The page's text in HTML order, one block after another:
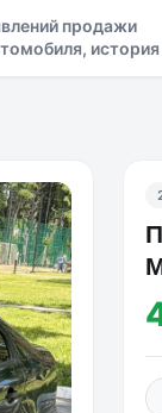
продажи
история
ЛНР